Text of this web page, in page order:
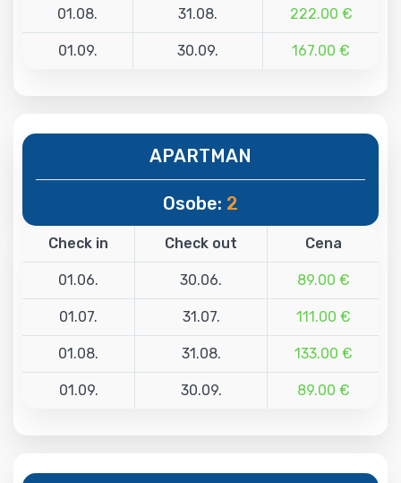
01.08. 31.08. 222.00 €
01.09. 30.09. 167.00 €
APARTMAN
Osobe: 2
Check in Check out Cena
01.06. 30.06. 89.00 €
01.07. 31.07. 111.00 €
01.08. 31.08. 133.00 €
01.09. 30.09. 89.00 €